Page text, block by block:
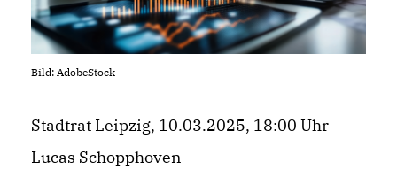
Bild: AdobeStock
Stadtrat Leipzig, 10.03.2025, 18:00 Uhr
Lucas Schopphoven